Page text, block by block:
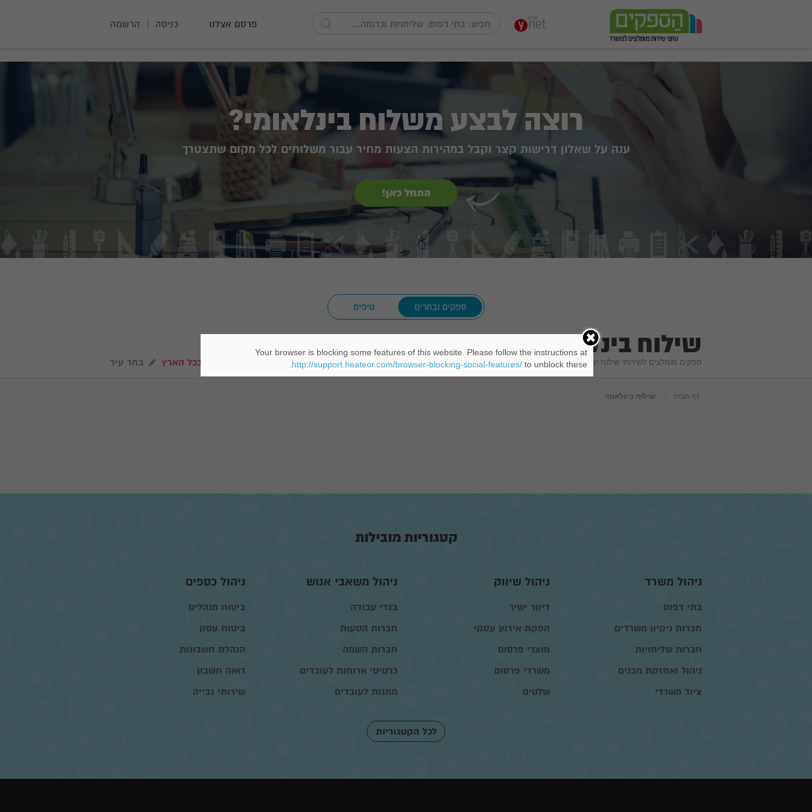
הרשמה | כניסה פרסם אצלנו
רוצה לבצע משלוח בינלאומי?
ענה על שאלון דרישות קצר וקבל במהירות הצעות מחיר עבור משלוחים לכל מקום שתצטרך
התחל כאן!
ספקים נבחרים טיפים
שילוח בינלאומי
ספקים מומלצים לשירותי שילוח ימי ואווירי לרחבי העולם וטיפול כולל בנושאי מכס בחר עיר בכל הארץ
דף הבית שילוח בינלאומי
קטגוריות מובילות
ניהול משרד
בתי דפוס
חברות ניקיון משרדים
חברות שליחויות
ניהול ואחזקת מבנים
ציוד משרדי
ניהול שיווק
דיוור ישיר
הפקת אירוע עסקי
מוצרי פרסום
משרדי פרסום
שלטים
ניהול משאבי אנוש
בגדי עבודה
חברות הסעות
חברות השמה
כרטיסי ארוחות לעובדים
מתנות לעובדים
ניהול כספים
ביטוח מנהלים
ביטוח עסק
הנהלת חשבונות
רואה חשבון
שירותי גבייה
לכל הקטגוריות
Your browser is blocking some features of this website. Please follow the instructions at
http://support.heateor.com/browser-blocking-social-features/to unblock these.